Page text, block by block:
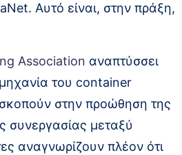
Αυτό είναι, στην πράξη,
Association αναπτύσσει
του container
στην προώθηση της
συνεργασίας μεταξύ
αναγνωρίζουν πλέον ότι